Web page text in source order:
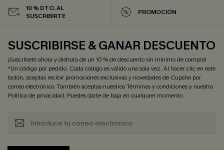
10 % DTO. AL
SUSCRIBIRTE
PROMOCIÓN
SUSCRIBIRSE & GANAR DESCUENTO
¡Suscríbete ahora y disfruta de un 10 % de descuento sin mínimo de compra!
*Un código por pedido. Cada código es válido una sola vez. Al hacer clic en este
botón, aceptas recibir promociones exclusivas y novedades de Cupshe por
correo electrónico. También aceptas nuestrosTérminos y condicionesy nuestra
Política de privacidad. Puedes darte de baja en cualquier momento.